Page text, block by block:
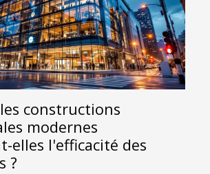
constructions
modernes
elles l'efficacité des
?